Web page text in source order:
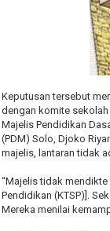
Keputusan tersebut
dengan komite sekolah
Majelis Pendidikan
(PDM) Solo, Djoko
majelis, lantaran tidak
“Majelis tidak mendikte
Pendidikan (KTSP)].
Mereka menilai